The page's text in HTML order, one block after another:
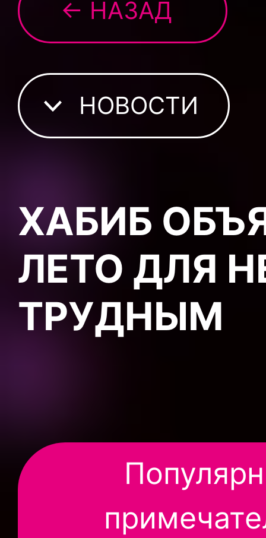
← НАЗАД
НОВОСТИ
ХАБИБ
ЛЕТО ДЛЯ
ТРУДНЫМ